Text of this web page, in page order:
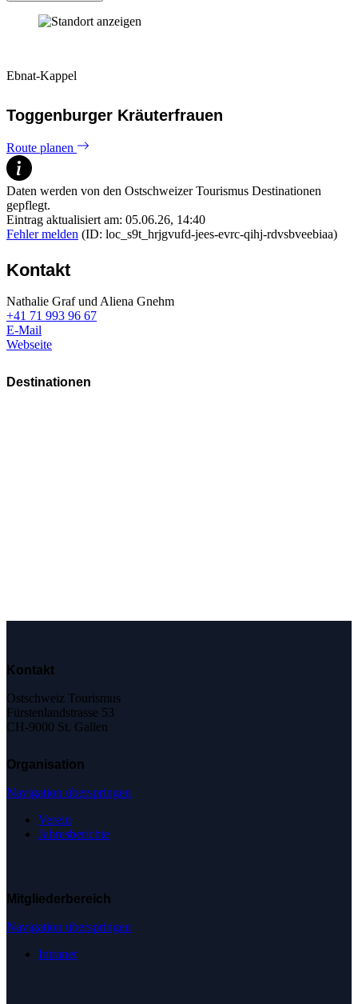
Ebnat-Kappel
Toggenburger Kräuterfrauen
Route planen
Daten werden von den Ostschweizer Tourismus Destinationen
gepflegt.
Eintrag aktualisiert am: 05.06.26, 14:40
Fehler melden (ID: loc_s9t_hrjgvufd-jees-evrc-qihj-rdvsbveebiaa)
Kontakt
Nathalie Graf und Aliena Gnehm
+41 71 993 96 67
E-Mail
Webseite
Destinationen
Kontakt
Ostschweiz Tourismus
Fürstenlandstrasse 53
CH-9000 St. Gallen
Organisation
Navigation überspringen
Verein
Jahresberichte
Mitgliederbereich
Navigation überspringen
Intranet